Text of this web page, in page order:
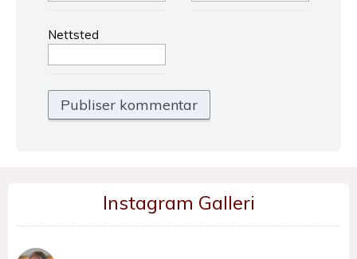
Nettsted
Instagram Galleri